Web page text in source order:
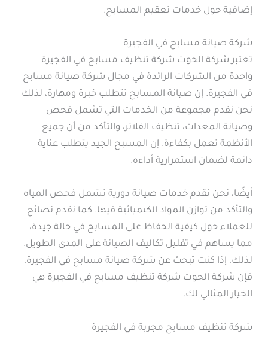
إضافية حول خدمات تعقيم المسابح.
شركة صيانة مسابح في الفجيرة
تعتبر شركة الحوت شركة تنظيف مسابح في الفجيرة
واحدة من الشركات الرائدة في مجال شركة صيانة مسابح
في الفجيرة. إن صيانة المسابح تتطلب خبرة ومهارة، لذلك
نحن نقدم مجموعة من الخدمات التي تشمل فحص
وصيانة المعدات، تنظيف الفلاتر، والتأكد من أن جميع
الأنظمة تعمل بكفاءة. إن المسبح الجيد يتطلب عناية
دائمة لضمان استمرارية أداءه.
أيضًا، نحن نقدم خدمات صيانة دورية تشمل فحص المياه
والتأكد من توازن المواد الكيميائية فيها. كما نقدم نصائح
للعملاء حول كيفية الحفاظ على المسابح في حالة جيدة،
مما يساهم في تقليل تكاليف الصيانة على المدى الطويل.
لذلك، إذا كنت تبحث عن شركة صيانة مسابح في الفجيرة،
فإن شركة الحوت شركة تنظيف مسابح في الفجيرة هي
الخيار المثالي لك.
شركة تنظيف مسابح مجربة في الفجيرة